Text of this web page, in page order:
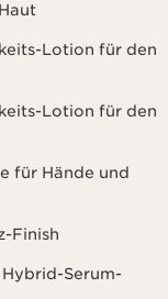
Lotion für den
Lotion für den
für Hände und
Finish
Hybrid-Serum-